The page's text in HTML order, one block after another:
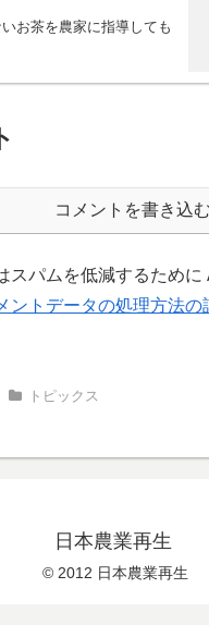
お茶を農家に指導しても
コメントを書き込む
スパムを低減するために
ントデータの処理方法
トピックス
日本農業再生
© 2012 日本農業再生